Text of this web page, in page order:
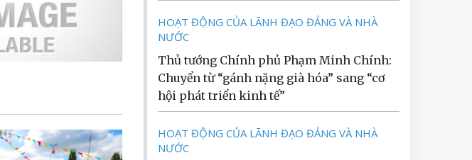
HOẠT ĐỘNG CỦA LÃNH ĐẠO ĐẢNG VÀ NHÀ
NƯỚC
Thủ tướng Chính phủ Phạm Minh Chính:
Chuyển từ “gánh nặng già hóa” sang “cơ
hội phát triển kinh tế”
HOẠT ĐỘNG CỦA LÃNH ĐẠO ĐẢNG VÀ NHÀ
NƯỚC